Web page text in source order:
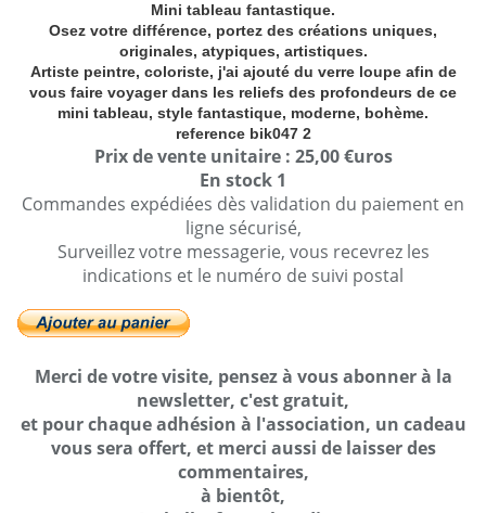
Mini tableau fantastique.
Osez votre différence, portez des créations uniques,
originales, atypiques, artistiques.
Artiste peintre, coloriste, j'ai ajouté du verre loupe afin de
vous faire voyager dans les reliefs des profondeurs de ce
mini tableau, style fantastique, moderne, bohème.
reference bik047 2
Prix de vente unitaire : 25,00 €uros
En stock 1
Commandes expédiées dès validation du paiement en
ligne sécurisé,
Surveillez votre messagerie, vous recevrez les
indications et le numéro de suivi postal
Merci de votre visite, pensez à vous abonner à la
newsletter, c'est gratuit,
et pour chaque adhésion à l'association, un cadeau
vous sera offert, et merci aussi de laisser des
commentaires,
à bientôt,